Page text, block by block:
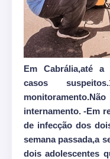
Em Cabrália,até
casos
internamento. -Em
de infecção dos
semana passada,a
dois adolescentes